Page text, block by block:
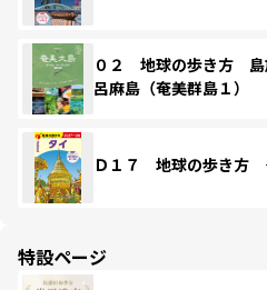
０２ 地球の歩き方
呂麻島（奄美群島１）
Ｄ１７ 地球の歩き方
特設ページ